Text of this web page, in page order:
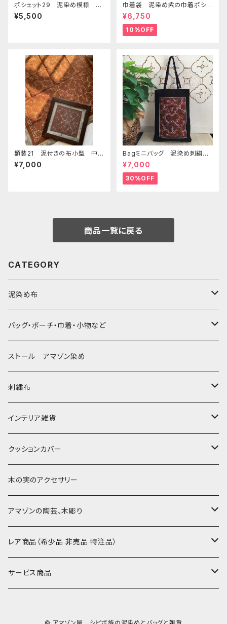
ポシェット29 泥染め模様 3
面仕分けショルダー 裏なし
シピボ族の泥染め
¥5,500
巾着袋 泥染め紫の巾着ポシェ
ットショルダー 22x29cm シピ
ボ族の泥染め
¥6,750
10%OFF
額装21 泥付きの布小型 中古
の額ガラス入り
¥7,000
Bagミニバッグ 泥染め刺繍
20x28cm iPadケース お出
かけバッグ 先住民族 工芸
手刺繍 Shipibo bag 手仕事
¥7,000
30%OFF
商品一覧に戻る
CATEGORY
泥染め布
大判布150-特大250cm ベッドカバー
〜155cm
〜180cm
中型布 30-90cm
80-90-
-70-
小型布 コースター・カフェマット・ポットマット
小型マット（正方形）
小型マット（長方形）
細長布 ロング テーブルランナー
バッグ・ポーチ・巾着・小物など
バッグ
草木染めと泥染め
帆布の泥染め
ポシェット・ポーチ・巾着
ポシェット・ショルダー
ポーチ・丸ポーチ・クラッチバッグ
パッチワーク
その他
ブックカバー
ストール アマゾン染め
刺繍布
大判刺繍腰巻
大判泥染め刺繍
小型・中型刺繍雑貨
インテリア雑貨
額装・木枠・パネル
テーブルコーディネート
コースター
カフェマット
ティッシュケースカバー
クッションカバー
小さめ 35cmより
40〜43cm
45cmx45cm
大きめ 50cmx50cm
木の実のアクセサリー
アマゾンの陶芸、木彫り
素焼きの器、動物たち
木彫りのアルマジロ、動物たち
レア商品（希少品 非売品 特注品）
泥染め布途中図
サービス商品